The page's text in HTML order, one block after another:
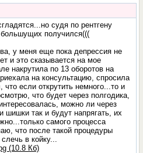
судя по рентгену
получился(((
у меня еще пока депрессия не
и это сказывается на мое
накрутила по 13 оборотов на
на консультацию, спросила
если открутить немного...то и
что будет через полгодика,
можно ли через
шишки так и будут напрягать, их
самого процесса
что после такой процедуры
в койку...
(10.8 Кб)